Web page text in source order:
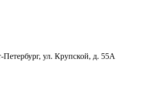
Петербург, ул. Крупской, д. 55А